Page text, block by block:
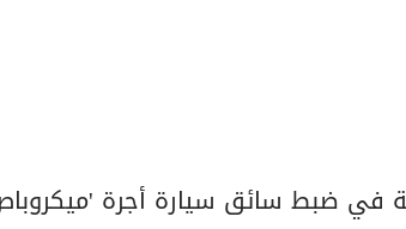
في ضبط سائق سيارة أجرة